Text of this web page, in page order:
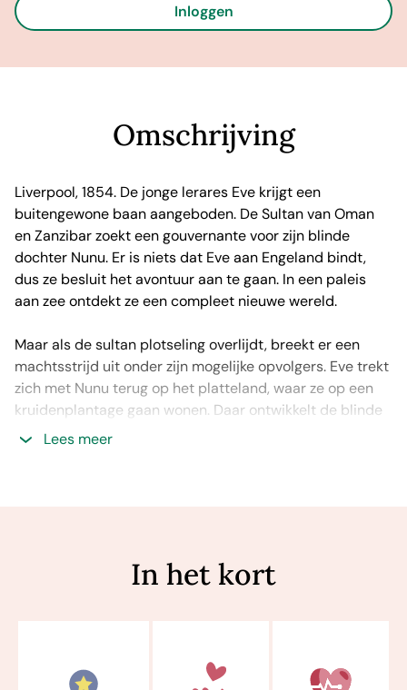
Inloggen
Omschrijving
Liverpool, 1854. De jonge lerares Eve krijgt een
buitengewone baan aangeboden. De Sultan van Oman
en Zanzibar zoekt een gouvernante voor zijn blinde
dochter Nunu. Er is niets dat Eve aan Engeland bindt,
dus ze besluit het avontuur aan te gaan. In een paleis
aan zee ontdekt ze een compleet nieuwe wereld.
Maar als de sultan plotseling overlijdt, breekt er een
machtsstrijd uit onder zijn mogelijke opvolgers. Eve trekt
zich met Nunu terug op het platteland, waar ze op een
kruidenplantage gaan wonen. Daar ontwikkelt de blinde
Nunu haar talent voor het maken van parfum. Maar hun
Sarah Lark, de internationale bestsellerauteur die met
haar historische saga’s over Nieuw-Zeeland, Europa en
Lees meer
In het kort